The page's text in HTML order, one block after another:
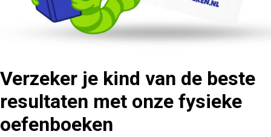
Verzeker je kind van de beste
resultaten met onze fysieke
oefenboeken